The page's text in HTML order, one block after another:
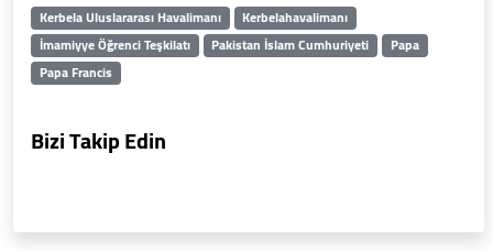
Kerbela Uluslararası Havalimanı
Kerbelahavalimanı
İmamiyye Öğrenci Teşkilatı
Pakistan İslam Cumhuriyeti
Papa
Papa Francis
Bizi Takip Edin